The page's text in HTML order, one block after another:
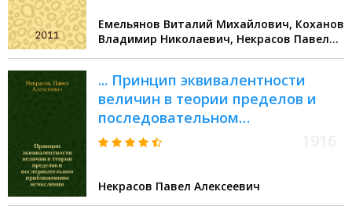
Емельянов Виталий Михайлович, Коханов
Владимир Николаевич, Некрасов Павел
... Принцип эквивалентности
величин в теории пределов и
последовательном
приближенном исчислении
Некрасов Павел Алексеевич